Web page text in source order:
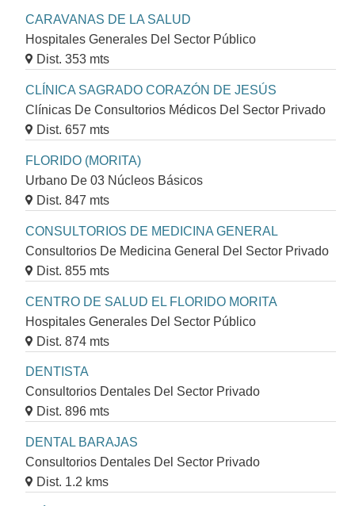
CARAVANAS DE LA SALUD
Hospitales Generales Del Sector Público
Dist. 353 mts
CLÍNICA SAGRADO CORAZÓN DE JESÚS
Clínicas De Consultorios Médicos Del Sector Privado
Dist. 657 mts
FLORIDO (MORITA)
Urbano De 03 Núcleos Básicos
Dist. 847 mts
CONSULTORIOS DE MEDICINA GENERAL
Consultorios De Medicina General Del Sector Privado
Dist. 855 mts
CENTRO DE SALUD EL FLORIDO MORITA
Hospitales Generales Del Sector Público
Dist. 874 mts
DENTISTA
Consultorios Dentales Del Sector Privado
Dist. 896 mts
DENTAL BARAJAS
Consultorios Dentales Del Sector Privado
Dist. 1.2 kms